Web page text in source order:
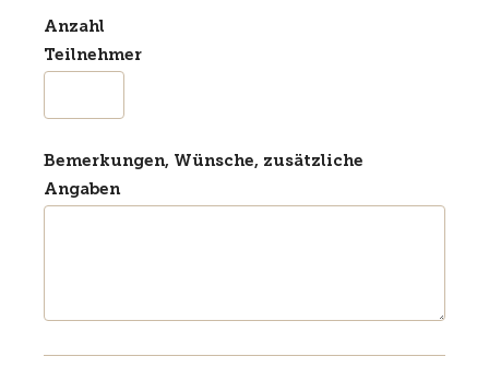
Anzahl
Teilnehmer
Bemerkungen, Wünsche, zusätzliche
Angaben